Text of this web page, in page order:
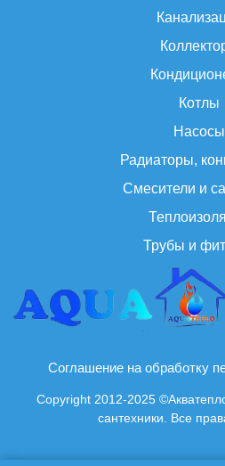
Котлы
Насосы
Радиаторы,
Смесители и
Трубы и
Соглашение на обработку
Copyright 2012-2025
сантехники. Все